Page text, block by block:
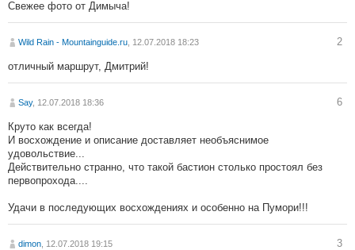
Свежее фото от Димыча!
Wild Rain - Mountainguide.ru , 12.07.2018 18:23 2
отличный маршрут, Дмитрий!
Say, 12.07.2018 18:36 6
Круто как всегда!
И восхождение и описание доставляет необъяснимое
удовольствие...
Действительно странно, что такой бастион столько простоял без
первопрохода....
Удачи в последующих восхождениях и особенно на Пумори!!!
dimon , 12.07.2018 19:15 3